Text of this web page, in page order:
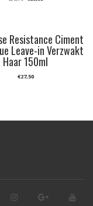
prijs
Resistance Ciment
Leave-in Verzwakt
Haar 150ml
€27,50